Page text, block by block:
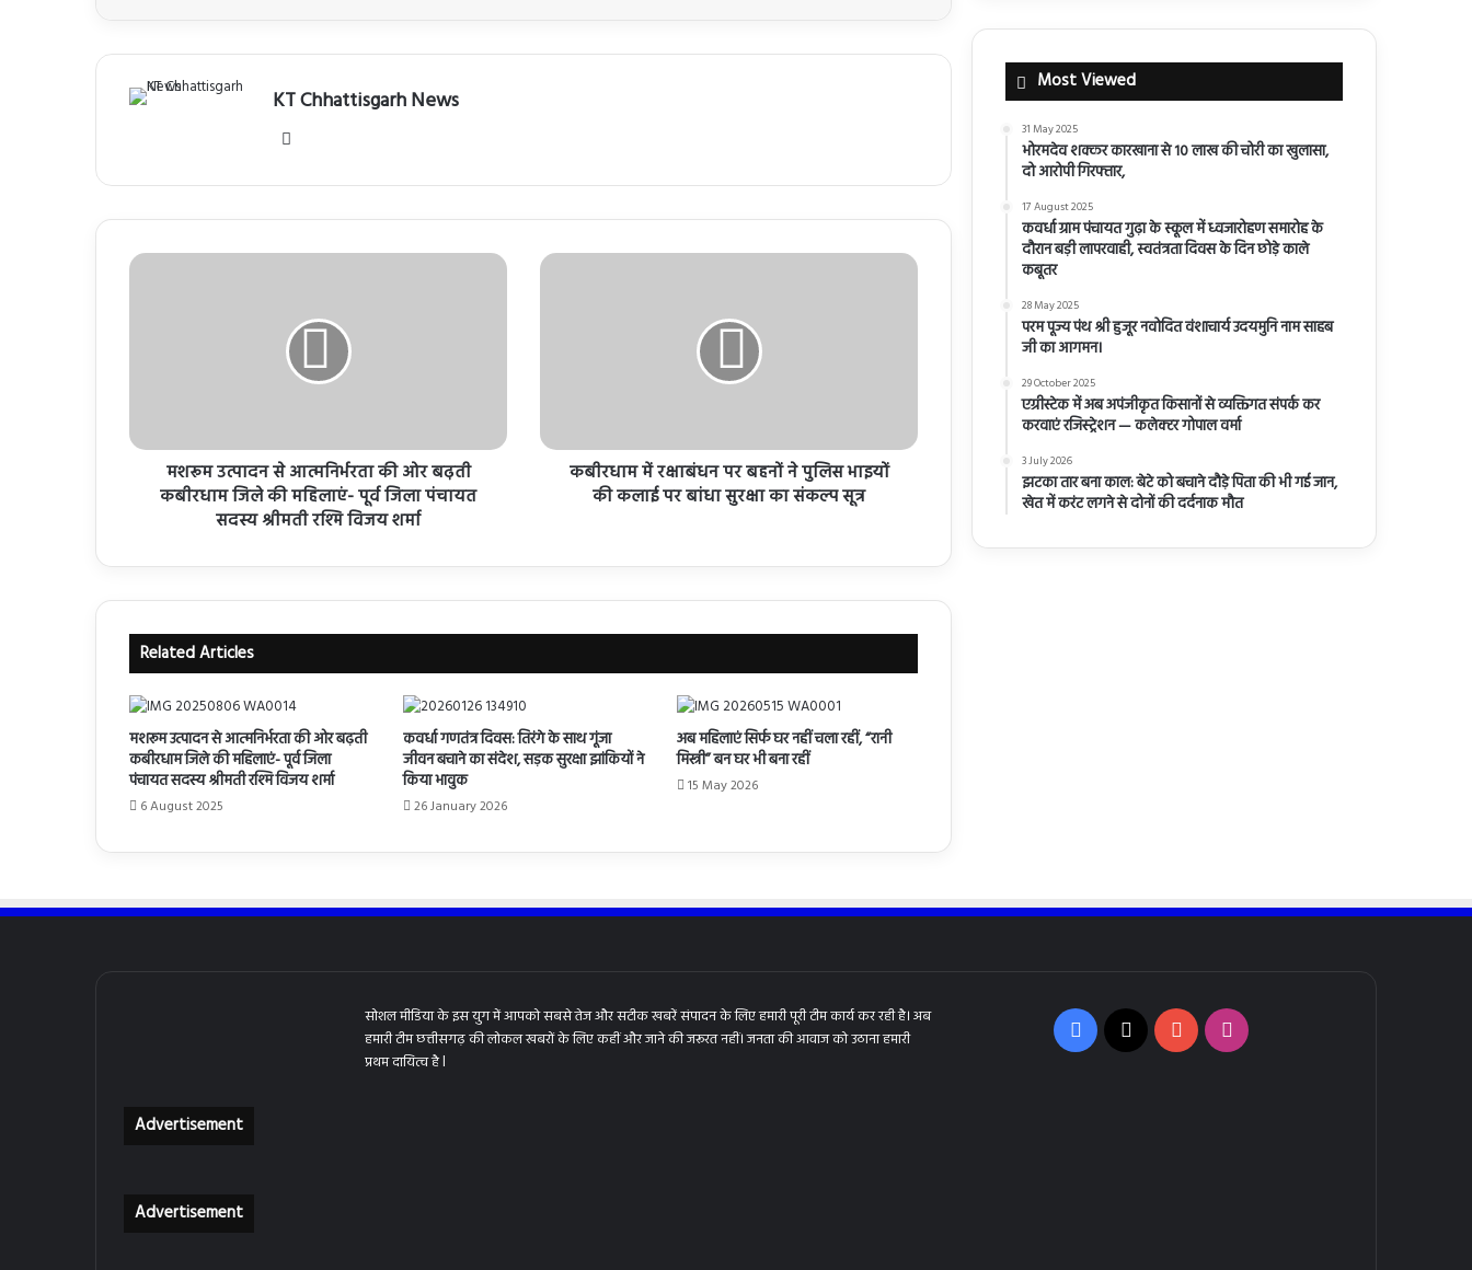
KT Chhattisgarh News
te
मशरूम उत्पादन से आत्मनिर्भरता की ओर बढ़ती
कबीरधाम जिले की महिलाएं- पूर्व जिला पंचायत
सदस्य श्रीमती रश्मि विजय शर्मा
कबीरधाम में रक्षाबंधन पर बहनों ने पुलिस भाइयों
की कलाई पर बांधा सुरक्षा का संकल्प सूत्र
Related Articles
मशरूम उत्पादन से आत्मनिर्भरता की ओर बढ़ती
कबीरधाम जिले की महिलाएं- पूर्व जिला
पंचायत सदस्य श्रीमती रश्मि विजय शर्मा
6 August 2025
कवर्धा गणतंत्र दिवस: तिरंगे के साथ गूंजा
जीवन बचाने का संदेश, सड़क सुरक्षा झांकियों ने
किया भावुक
26 January 2026
अब महिलाएं सिर्फ घर नहीं चला रहीं, “रानी
मिस्त्री” बन घर भी बना रहीं
15 May 2026
Most Viewed
31 May 2025
भोरमदेव शक्कर कारखाना से 10 लाख की चोरी का खुलासा,
दो आरोपी गिरफ्तार,
17 August 2025
कवर्धा ग्राम पंचायत गुढ़ा के स्कूल में ध्वजारोहण समारोह के
दौरान बड़ी लापरवाही, स्वतंत्रता दिवस के दिन छोड़े काले
कबूतर
28 May 2025
परम पूज्य पंथ श्री हुजूर नवोदित वंशाचार्य उदयमुनि नाम साहब
जी का आगमन।
29 October 2025
एग्रीस्टेक में अब अपंजीकृत किसानों से व्यक्तिगत संपर्क कर
करवाएं रजिस्ट्रेशन — कलेक्टर गोपाल वर्मा
3 July 2026
झटका तार बना काल: बेटे को बचाने दौड़े पिता की भी गई जान,
खेत में करंट लगने से दोनों की दर्दनाक मौत
सोशल मीडिया के इस युग में आपको सबसे तेज और सटीक खबरें संपादन के लिए हमारी पूरी टीम कार्य कर रही है। अब
हमारी टीम छत्तीसगढ़ की लोकल खबरों के लिए कहीं और जाने की जरूरत नहीं। जनता की आवाज को उठाना हमारी
प्रथम दायित्व है l
Advertisement
Advertisement
Facebook YouTubeInstagram